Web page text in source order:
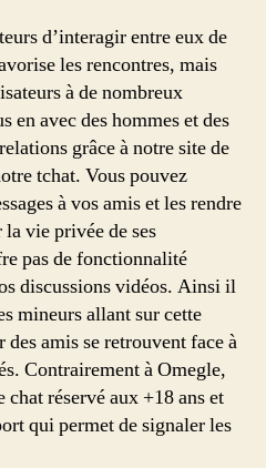
d’interagir entre eux de
les rencontres, mais
à de nombreux
en avec des hommes et des
grâce à notre site de
tchat. Vous pouvez
à vos amis et les rendre
vie privée de ses
pas de fonctionnalité
discussions vidéos. Ainsi il
mineurs allant sur cette
amis se retrouvent face à
Contrairement à Omegle,
réservé aux +18 ans et
qui permet de signaler les